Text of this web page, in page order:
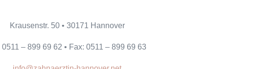
Krausenstr. 50 • 30171 Hannover
0511 – 899 69 62 • Fax: 0511 – 899 69 63